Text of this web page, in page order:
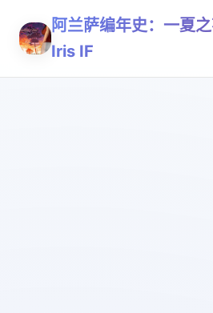
阿兰萨编年史：一夏
Iris IF